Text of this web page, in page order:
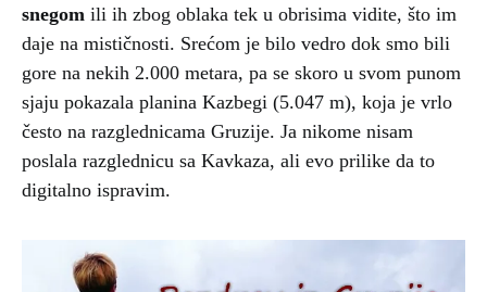
snegom ili ih zbog oblaka tek u obrisima vidite, što im
daje na mističnosti. Srećom je bilo vedro dok smo bili
gore na nekih 2.000 metara, pa se skoro u svom punom
sjaju pokazala planina Kazbegi (5.047 m), koja je vrlo
često na razglednicama Gruzije. Ja nikome nisam
poslala razglednicu sa Kavkaza, ali evo prilike da to
digitalno ispravim.